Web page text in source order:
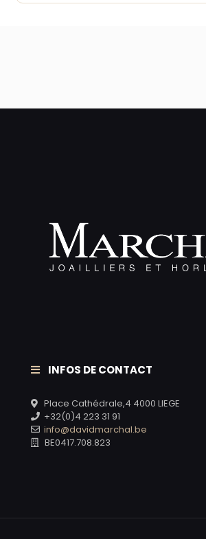
INFOS DE CONTACT
Place Cathédrale,4 4000 LIEGE
+32(0)4 223 31 91
info@davidmarchal.be
BE0417.708.823